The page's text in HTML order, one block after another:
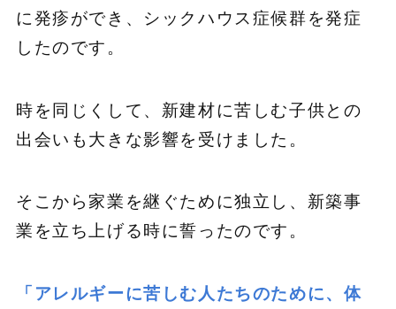
に発疹ができ、シックハウス症候群を発症
したのです。
時を同じくして、新建材に苦しむ子供との
出会いも大きな影響を受けました。
そこから家業を継ぐために独立し、新築事
業を立ち上げる時に誓ったのです。
「アレルギーに苦しむ人たちのために、体